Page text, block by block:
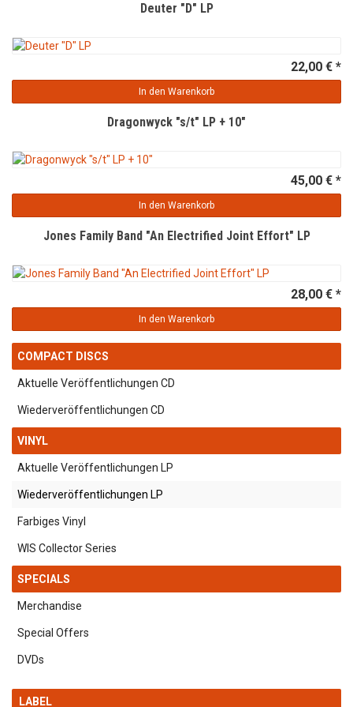
Deuter "D" LP
22,00 € *
In den Warenkorb
Dragonwyck "s/t" LP + 10"
45,00 € *
In den Warenkorb
Jones Family Band "An Electrified Joint Effort" LP
28,00 € *
In den Warenkorb
COMPACT DISCS
Aktuelle Veröffentlichungen CD
Wiederveröffentlichungen CD
VINYL
Aktuelle Veröffentlichungen LP
Wiederveröffentlichungen LP
Farbiges Vinyl
WIS Collector Series
SPECIALS
Merchandise
Special Offers
DVDs
LABEL